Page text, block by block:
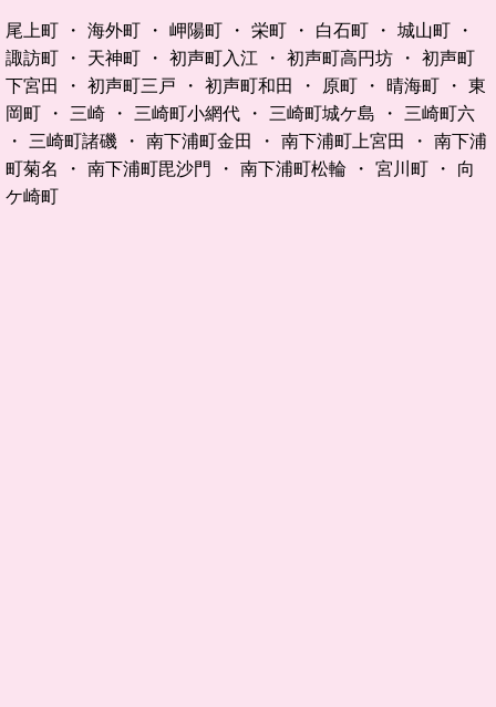
尾上町 ・ 海外町 ・ 岬陽町 ・ 栄町 ・ 白石町 ・ 城山町 ・
諏訪町 ・ 天神町 ・ 初声町入江 ・ 初声町高円坊 ・ 初声町
下宮田 ・ 初声町三戸 ・ 初声町和田 ・ 原町 ・ 晴海町 ・ 東
岡町 ・ 三崎 ・ 三崎町小網代 ・ 三崎町城ケ島 ・ 三崎町六
・ 三崎町諸磯 ・ 南下浦町金田 ・ 南下浦町上宮田 ・ 南下浦
町菊名 ・ 南下浦町毘沙門 ・ 南下浦町松輪 ・ 宮川町 ・ 向
ケ崎町